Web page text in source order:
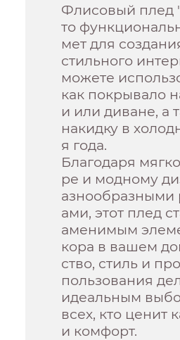
Флисовый плед
то
мет для
стильного
можете
как покрывало
и или диване, а
накидку в
я года.
Благодаря
ре и модному
азнообразными
ами, этот плед
аменимым
кора в вашем
ство, стиль и
пользования
идеальным
всех, кто ценит
и комфорт.